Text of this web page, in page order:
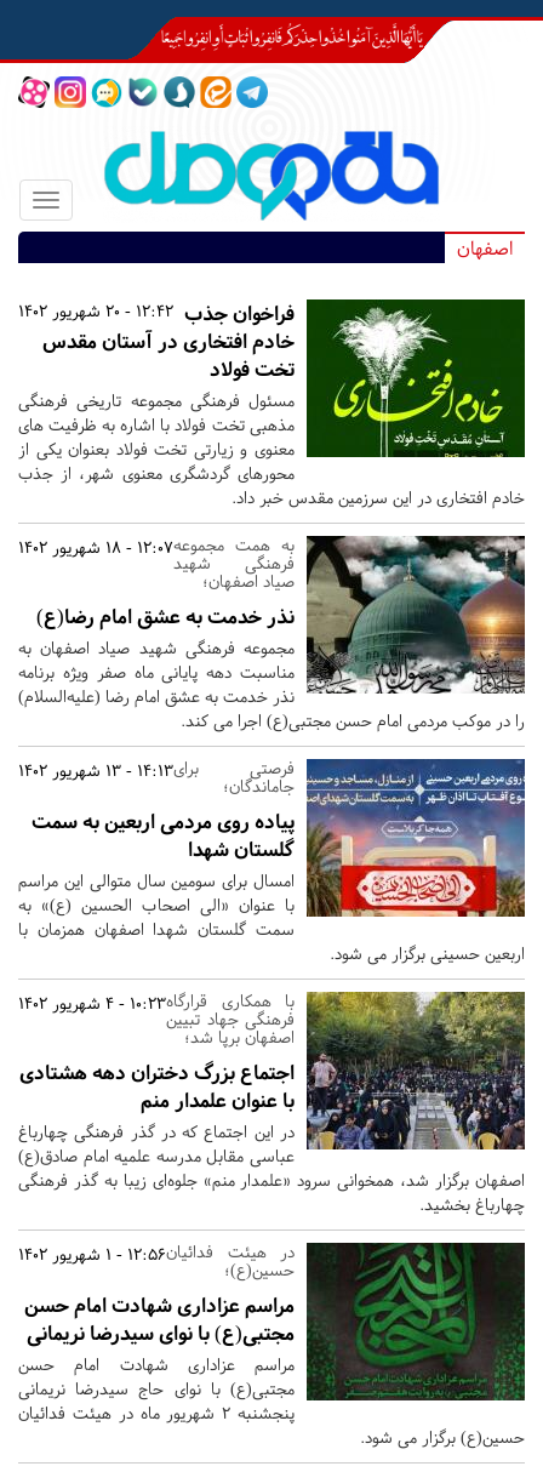
Toggle
اصفهان
12:42 - 20 شهریور 1402 فراخوان جذب
خادم افتخاری در آستان مقدس
تخت فولاد
مسئول فرهنگی مجموعه تاریخی فرهنگی
مذهبی تخت فولاد با اشاره به ظرفیت های
معنوی و زیارتی تخت فولاد بعنوان یکی از
محورهای گردشگری معنوی شهر، از جذب
خادم افتخاری در این سرزمین مقدس خبر داد.
12:07 - 18 شهریور 1402به همت مجموعه
فرهنگی شهید
صیاد اصفهان؛
نذر خدمت به عشق امام رضا(ع)
مجموعه فرهنگی شهید صیاد اصفهان به
مناسبت دهه پایانی ماه صفر ویژه برنامه
نذر خدمت به عشق امام رضا (علیه‌السلام)
را در موکب مردمی امام حسن مجتبی(ع) اجرا می کند.
14:13 - 13 شهریور 1402فرصتی برای
جاماندگان؛
پیاده روی مردمی اربعین به سمت
گلستان شهدا
امسال برای سومین سال متوالی این مراسم
با عنوان «الی اصحاب الحسین (ع)» به
سمت گلستان شهدا اصفهان همزمان با
اربعین حسینی برگزار می شود.
10:23 - 4 شهریور 1402با همکاری قرارگاه
فرهنگی جهاد تبیین
اصفهان برپا شد؛
اجتماع بزرگ دختران دهه هشتادی
با عنوان علمدار منم
در این اجتماع که در گذر فرهنگی چهارباغ
عباسی مقابل مدرسه علمیه امام صادق(ع)
اصفهان برگزار شد، همخوانی سرود «علمدار منم» جلوه‌ای زیبا به گذر فرهنگی
چهارباغ بخشید.
12:56 - 1 شهریور 1402در هیئت فدائیان
حسین(ع)؛
مراسم عزاداری شهادت امام حسن
مجتبی(ع) با نوای سیدرضا نریمانی
مراسم عزاداری شهادت امام حسن
مجتبی(ع) با نوای حاج سیدرضا نریمانی
پنجشنبه ٢ شهریور ماه در هیئت فدائیان
حسین(ع) برگزار می شود.